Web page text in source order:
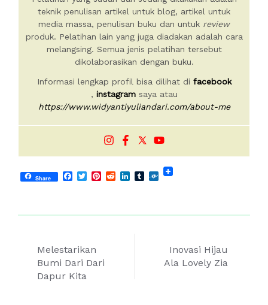
teknik penulisan artikel untuk blog, artikel untuk
media massa, penulisan buku dan untuk review
produk. Pelatihan lain yang juga diadakan adalah cara
melangsing. Semua jenis pelatihan tersebut
dikolaborasikan dengan buku.
Informasi lengkap profil bisa dilihat di facebook
, instagramsaya atau
https://www.widyantiyuliandari.com/about-me
Share Facebook
TwitterPinterest
RedditLinkedIn
Tumblr
Folkd
Post
navigation
Melestarikan
Bumi Dari Dari
Dapur Kita
Inovasi Hijau
Ala Lovely Zia